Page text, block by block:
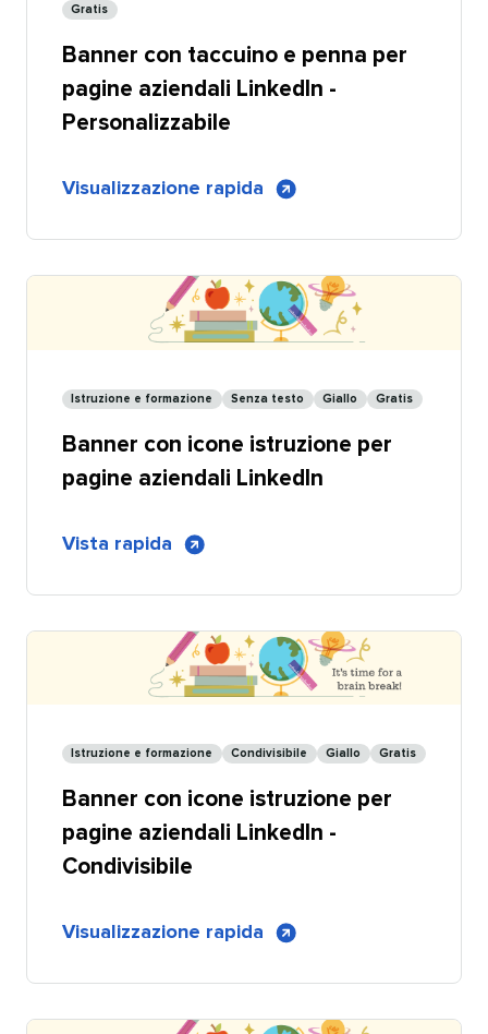
-
Condivisibile
Gratis​​
Banner con taccuino e penna per
pagine aziendali LinkedIn -
Personalizzabile​​
Visualizzazione rapida
di
con
blocco
pagine
aziendali
LinkedIn
-
Istruzione e formazione​​ Senza testo​​ Giallo​​ Gratis​​
Banner con icone istruzione per
pagine aziendali LinkedIn​​
Vista rapida
di
giallo
con
formazione
per
pagine
aziendali
LinkedIn
Istruzione e formazione​​ Condivisibile​​ Giallo​​ Gratis​​
Banner con icone istruzione per
pagine aziendali LinkedIn -
Condivisibile​​
Visualizzazione rapida
di
giallo
con